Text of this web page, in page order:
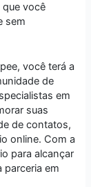
você
sem
você terá a
de
em
suas
de contatos,
online. Com a
para alcançar
em